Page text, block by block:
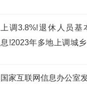
上调3.8%!退休人员
息!2023年多地上调城
国家互联网信息办公室